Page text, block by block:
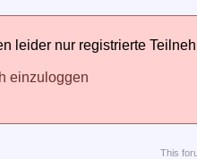
leider nur registrierte
einzuloggen
This